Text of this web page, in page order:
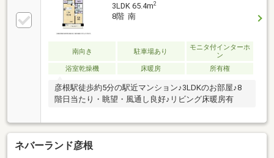
3LDK 65.4m2
8階 南
南向き 駐車場あり
モニタ付インターホ
ン
浴室乾燥機
床暖房 所有権
彦根駅徒歩約5分の駅近マンション♪3LDKのお部屋♪8
階日当たり・眺望・風通し良好♪リビング床暖房有
ネバーランド彦根